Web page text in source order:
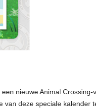
nieuwe Animal Crossing-
deze speciale kalender